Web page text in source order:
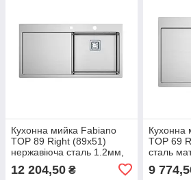
Кухонна мийка Fabiano
TOP 89 Right (89x51)
нержавіюча сталь 1.2мм,
комплекті
12 204,50 ₴
Кухонна
TOP 69
сталь
9